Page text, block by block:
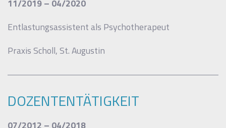
11/2019 – 04/2020
Entlastungsassistent als Psychotherapeut
Praxis Scholl, St. Augustin
DOZENTENTÄTIGKEIT